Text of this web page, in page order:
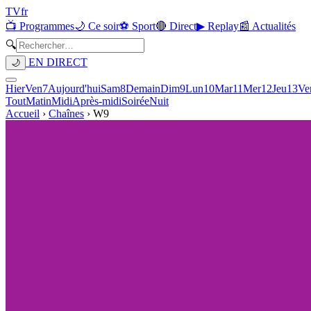
TVfr
📺 Programmes🌙 Ce soir⚽ Sport🔴 Direct▶ Replay📰 Actualités
🔍
🌙 EN DIRECT
HierVen7Aujourd'huiSam8DemainDim9Lun10Mar11Mer12Jeu13
ToutMatinMidiAprès-midiSoiréeNuit
Accueil › Chaînes › W9